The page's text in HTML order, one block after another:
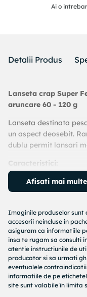
Ai o
Detalii Produs
Lanseta crap Super
aruncare 60 - 120 g
Lanseta destinata
un aspect deosebit.
dublu permit lansari
Caracteristici:
Lungime: intre 3.9
Lungime
- 3.9 m - 140 cm;
Putere de
Numar
Numar varfuri
Inele de tip SIC;
Material: carbon
Greutate:
Afisati mai multe
Imaginile produselor sunt
accesorii neincluse in
asiguram ca informatiile
insa te rugam sa consulti
atentie instructiunile de
producator si sa urmati
eventualele
informatiile de pe
site sunt valabile în limita